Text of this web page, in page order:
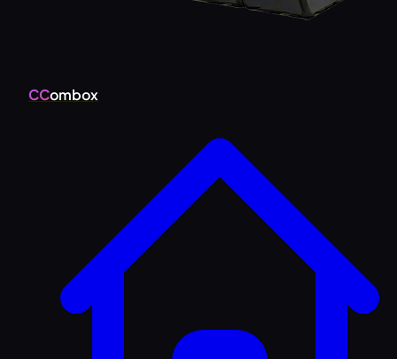
CCombox